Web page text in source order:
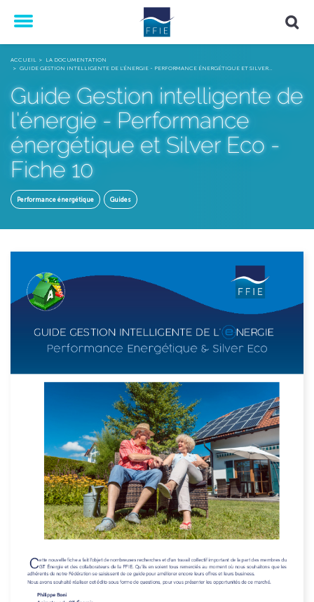
ACCUEIL
LA DOCUMENTATION
GUIDE GESTION INTELLIGENTE DE L'ÉNERGIE - PERFORMANCE ÉNERGÉTIQUE ET SILVER…
Guide Gestion intelligente de
l'énergie - Performance
énergétique et Silver Eco -
Fiche 10
Performance énergétique Guides